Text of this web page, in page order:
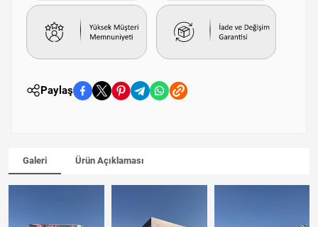
Paylaş
Galeri Ürün Açıklaması